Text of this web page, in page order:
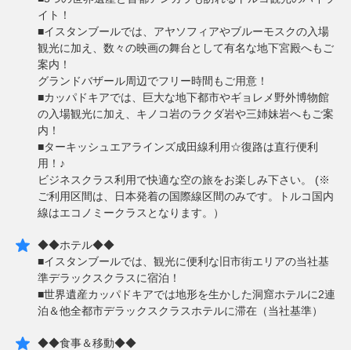
イト！
■イスタンブールでは、アヤソフィアやブルーモスクの入場
観光に加え、数々の映画の舞台として有名な地下宮殿へもご
案内！
グランドバザール周辺でフリー時間もご用意！
■カッパドキアでは、巨大な地下都市やギョレメ野外博物館
の入場観光に加え、キノコ岩のラクダ岩や三姉妹岩へもご案
内！
■ターキッシュエアラインズ成田線利用☆復路は直行便利
用！♪
ビジネスクラス利用で快適な空の旅をお楽しみ下さい。 (※
ご利用区間は、日本発着の国際線区間のみです。トルコ国内
線はエコノミークラスとなります。）
◆◆ホテル◆◆
■イスタンブールでは、観光に便利な旧市街エリアの当社基
準デラックスクラスに宿泊！
■世界遺産カッパドキアでは地形を生かした洞窟ホテルに2連
泊＆他全都市デラックスクラスホテルに滞在（当社基準）
◆◆食事＆移動◆◆